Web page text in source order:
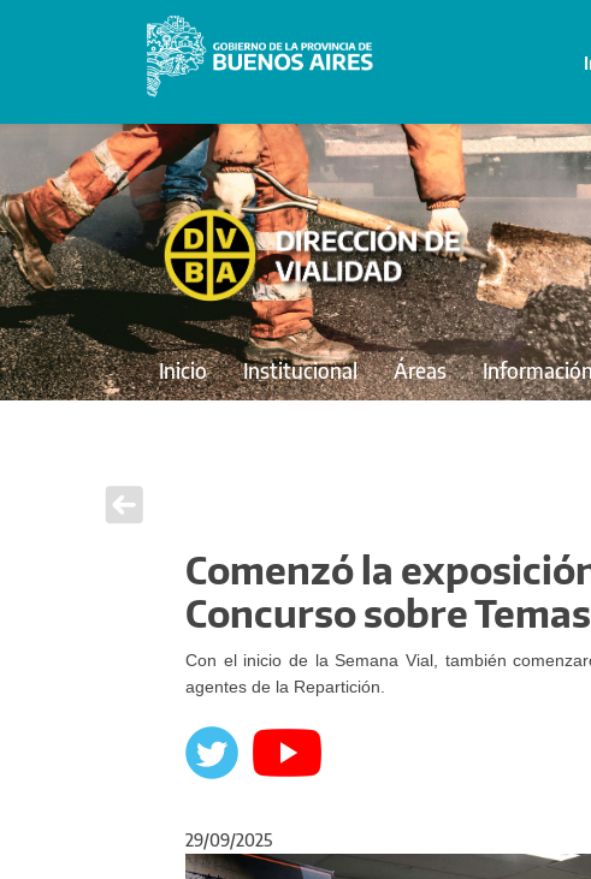
Inicio Institucional Áreas
Comenzó la
Concurso sobre
Con el inicio de la Semana Vial, también
agentes de la Repartición.
29/09/2025
Anterior